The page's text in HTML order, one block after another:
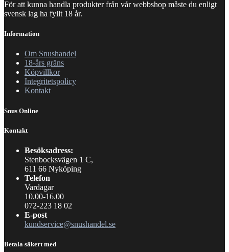
produktsidan
För att kunna handla produkter från vår webbshop måste du enligt
svensk lag ha fyllt 18 år.
Information
Om Snushandel
18-års gräns
Köpvillkor
Integritetspolicy
Kontakt
Snus Online
Kontakt
Besöksadress:
Stenbocksvägen 1 C,
611 66 Nyköping
Telefon
Vardagar
10.00-16.00
072-223 18 02
E-post
kundservice@snushandel.se
Betala säkert med